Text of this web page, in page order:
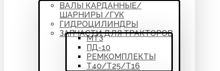
ВАЛЫ КАРДАННЫЕ/
ШАРНИРЫ /ГУК
ГИДРОЦИЛИНДРЫ
ЗАПЧАСТИ ДЛЯ ТРАКТОРОВ
МТЗ
ПД-10
РЕМКОМПЛЕКТЫ
Т40/Т25/Т16